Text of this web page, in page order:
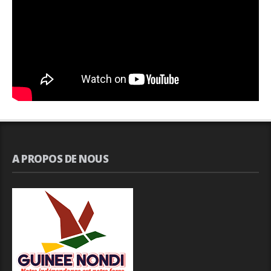
A PROPOS DE NOUS